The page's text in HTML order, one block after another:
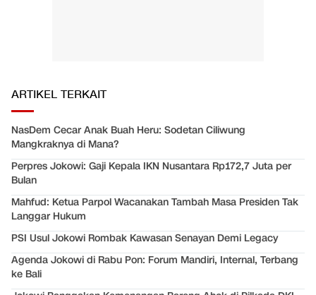
ARTIKEL TERKAIT
NasDem Cecar Anak Buah Heru: Sodetan Ciliwung
Mangkraknya di Mana?
Perpres Jokowi: Gaji Kepala IKN Nusantara Rp172,7 Juta per
Bulan
Mahfud: Ketua Parpol Wacanakan Tambah Masa Presiden Tak
Langgar Hukum
PSI Usul Jokowi Rombak Kawasan Senayan Demi Legacy
Agenda Jokowi di Rabu Pon: Forum Mandiri, Internal, Terbang
ke Bali